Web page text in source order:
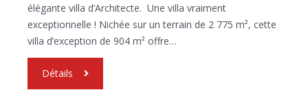
élégante villa d’Architecte. Une villa vraiment
exceptionnelle ! Nichée sur un terrain de 2 775 m², cette
villa d’exception de 904 m² offre…
Détails